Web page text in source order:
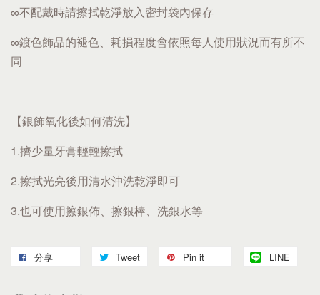
∞不配戴時請擦拭乾淨放入密封袋內保存
∞鍍色飾品的褪色、耗損程度會依照每人使用狀況而有所不
同
【銀飾氧化後如何清洗】
1.擠少量牙膏輕輕擦拭
2.擦拭光亮後用清水沖洗乾淨即可
3.也可使用擦銀佈、擦銀棒、洗銀水等
分享 Tweet Pin it LINE